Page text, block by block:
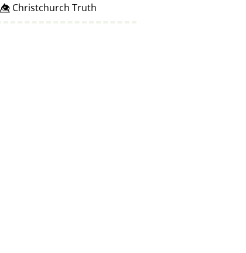
👁️⃤ Christchurch Truth